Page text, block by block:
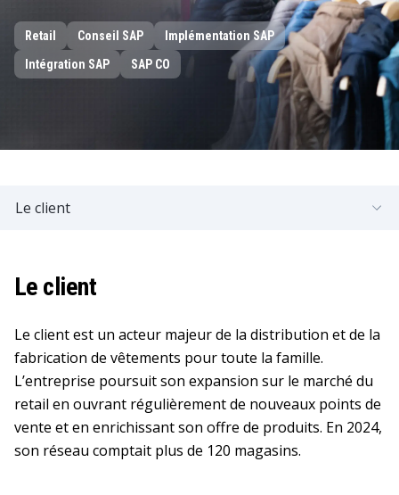
Retail Conseil SAP
Implémentation SAP
Intégration SAP
SAP CO
Le client
Le client
Le client est un acteur majeur de la distribution et de la
fabrication de vêtements pour toute la famille.
L’entreprise poursuit son expansion sur le marché du
retail en ouvrant régulièrement de nouveaux points de
vente et en enrichissant son offre de produits. En 2024,
son réseau comptait plus de 120 magasins.